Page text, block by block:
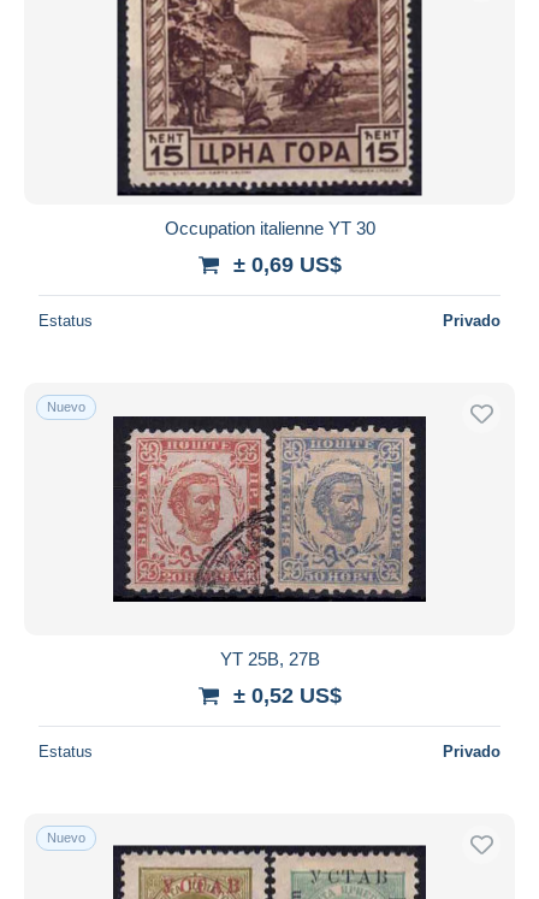
Occupation italienne YT 30
± 0,69 US$
Estatus Privado
Nuevo
YT 25B, 27B
± 0,52 US$
Estatus Privado
Nuevo